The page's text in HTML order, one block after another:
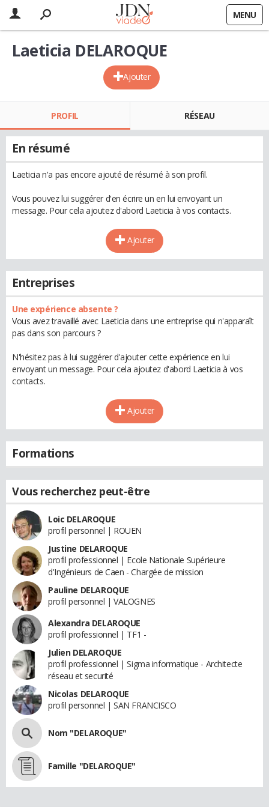
MENU
Ajouter
Laeticia DELAROQUE
PROFIL RÉSEAU
En résumé
Laeticia n'a pas encore ajouté de résumé à son profil.
Vous pouvez lui suggérer d'en écrire un en lui envoyant un
message. Pour cela ajoutez d'abord Laeticia à vos contacts.
Ajouter
Entreprises
Une expérience absente ?
Vous avez travaillé avec Laeticia dans une entreprise qui n'apparaît
pas dans son parcours ?
N'hésitez pas à lui suggérer d'ajouter cette expérience en lui
envoyant un message. Pour cela ajoutez d'abord Laeticia à vos
contacts.
Ajouter
Formations
Vous recherchez peut-être
Loic DELAROQUE
profil personnel | ROUEN
Justine DELAROQUE
profil professionnel | Ecole Nationale Supérieure
d'Ingénieurs de Caen - Chargée de mission
Pauline DELAROQUE
profil personnel | VALOGNES
Alexandra DELAROQUE
profil professionnel | TF1 -
Julien DELAROQUE
profil professionnel | Sigma informatique - Architecte
réseau et securité
Nicolas DELAROQUE
profil personnel | SAN FRANCISCO
Nom "DELAROQUE"
Famille "DELAROQUE"